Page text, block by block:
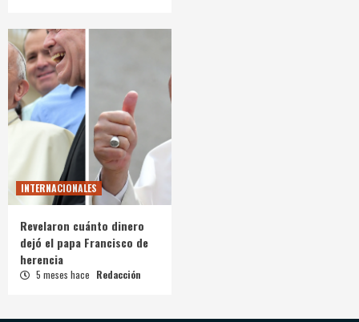
INTERNACIONALES
Revelaron cuánto dinero
dejó el papa Francisco de
herencia
5 meses hace Redacción